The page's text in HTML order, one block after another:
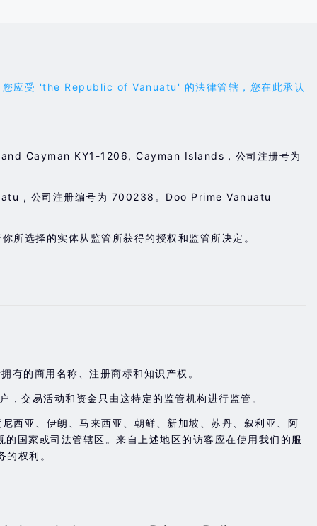
您应受 'the Republic of Vanuatu' 的法律管辖，您在此承认
Cayman KY1-1206, Cayman Islands，公司注册号为
, 公司注册编号为 700238。Doo Prime Vanuatu
所选择的实体从监管所获得的授权和监管所决定。
商用名称、注册商标和知识产权。
交易活动和资金只由这特定的监管机构进行监管。
西亚、伊朗、马来西亚、朝鲜、新加坡、苏丹、叙利亚、阿
国家或司法管辖区。来自上述地区的访客应在使用我们的服
权利。